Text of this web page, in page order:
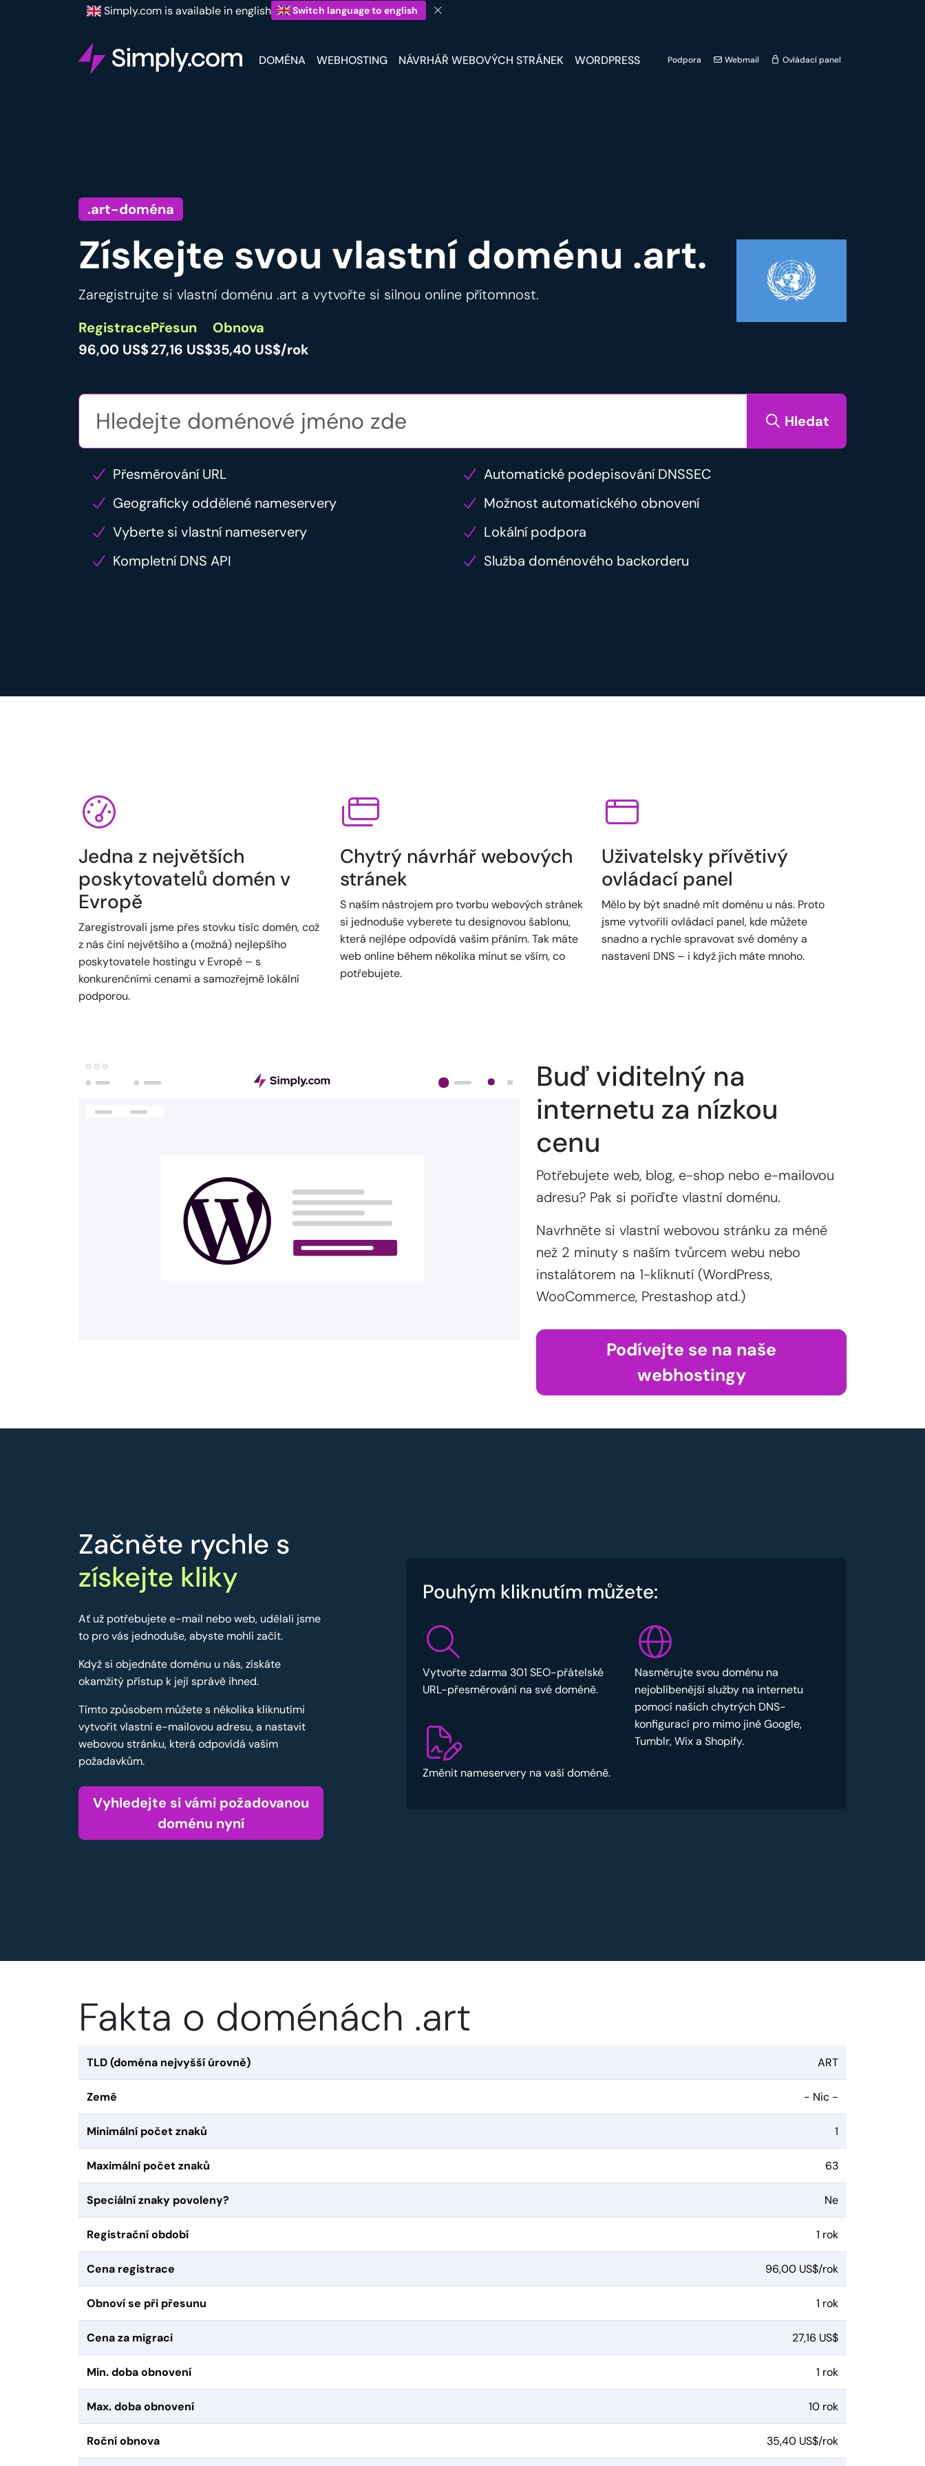
Simply.com is available in english Switch language to english
DOMÉNA WEBHOSTING NÁVRHÁŘ WEBOVÝCH STRÁNEK WORDPRESS Podpora Webmail Ovládací panel
.art-doména
Získejte svou vlastní doménu .art.
Zaregistrujte si vlastní doménu .art a vytvořte si silnou online přítomnost.
Registrace
96,00 US$
Přesun
27,16 US$
Obnova
35,40 US$/rok
Hledat
Přesměrování URL
Automatické podepisování DNSSEC
Geograficky oddělené nameservery
Možnost automatického obnovení
Vyberte si vlastní nameservery
Lokální podpora
Kompletní DNS API
Služba doménového backorderu
Jedna z největších
poskytovatelů domén v
Evropě
Zaregistrovali jsme přes stovku tisíc domén, což
z nás činí největšího a (možná) nejlepšího
poskytovatele hostingu v Evropě – s
konkurenčními cenami a samozřejmě lokální
podporou.
Chytrý návrhář webových
stránek
S naším nástrojem pro tvorbu webových stránek
si jednoduše vyberete tu designovou šablonu,
která nejlépe odpovídá vašim přáním. Tak máte
web online během několika minut se vším, co
potřebujete.
Uživatelsky přívětivý
ovládací panel
Mělo by být snadné mít doménu u nás. Proto
jsme vytvořili ovládací panel, kde můžete
snadno a rychle spravovat své domény a
nastavení DNS – i když jich máte mnoho.
Buď viditelný na
internetu za nízkou
cenu
Potřebujete web, blog, e-shop nebo e-mailovou
adresu? Pak si pořiďte vlastní doménu.
Navrhněte si vlastní webovou stránku za méně
než 2 minuty s naším tvůrcem webu nebo
instalátorem na 1-kliknutí (WordPress,
WooCommerce, Prestashop atd.)
Podívejte se na naše
webhostingy
Začněte rychle s
získejte kliky
Ať už potřebujete e-mail nebo web, udělali jsme
to pro vás jednoduše, abyste mohli začít.
Když si objednáte doménu u nás, získáte
okamžitý přístup k její správě ihned.
Tímto způsobem můžete s několika kliknutími
vytvořit vlastní e-mailovou adresu, a nastavit
webovou stránku, která odpovídá vašim
požadavkům.
Vyhledejte si vámi požadovanou
doménu nyní
Pouhým kliknutím můžete:
Vytvořte zdarma 301 SEO-přátelské
URL-přesměrování na své doméně.
Změnit nameservery na vaší doméně.
Nasměrujte svou doménu na
nejoblíbenější služby na internetu
pomocí našich chytrých DNS-
konfigurací pro mimo jiné Google,
Tumblr, Wix a Shopify.
Fakta o doménách .art
TLD (doména nejvyšší úrovně) ART
Země - Nic -
Minimální počet znaků 1
Maximální počet znaků 63
Speciální znaky povoleny? Ne
Registrační období 1 rok
Cena registrace 96,00 US$/rok
Obnoví se při přesunu 1 rok
Cena za migraci 27,16 US$
Min. doba obnovení 1 rok
Max. doba obnovení 10 rok
Roční obnova 35,40 US$/rok